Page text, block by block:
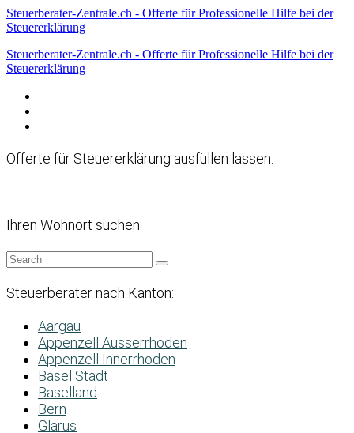
Steuerberater-Zentrale.ch - Offerte für Professionelle Hilfe bei der
Steuererklärung
Steuerberater-Zentrale.ch - Offerte für Professionelle Hilfe bei der
Steuererklärung
Offerte für Steuererklärung ausfüllen lassen:
Ihren Wohnort suchen:
Steuerberater nach Kanton:
Aargau
Appenzell Ausserrhoden
Appenzell Innerrhoden
Basel Stadt
Baselland
Bern
Glarus